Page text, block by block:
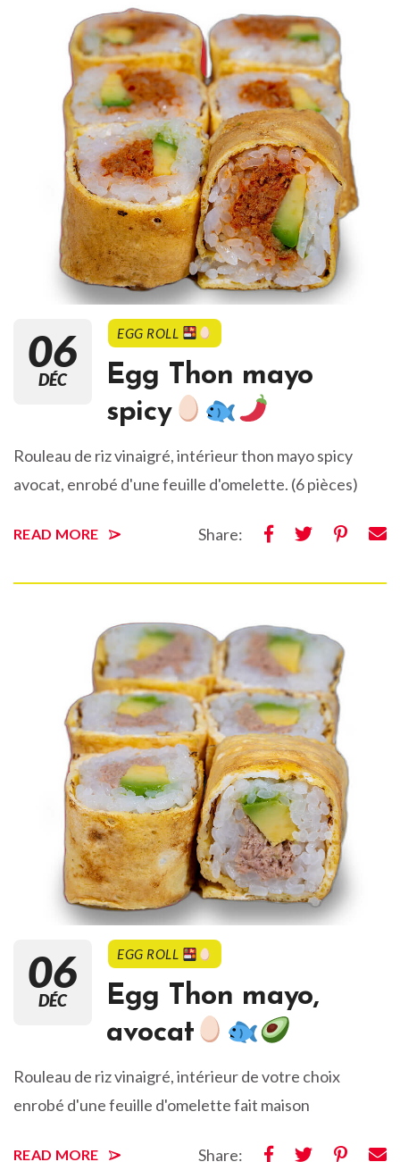
06
DÉC
EGG ROLL
Egg Thon mayo
spicy
Rouleau de riz vinaigré, intérieur thon mayo spicy
avocat, enrobé d'une feuille d'omelette. (6 pièces)
READ MORE Share:
06
DÉC
EGG ROLL
Egg Thon mayo,
avocat
Rouleau de riz vinaigré, intérieur de votre choix
enrobé d'une feuille d'omelette fait maison
READ MORE Share: